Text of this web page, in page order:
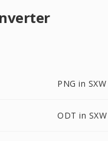
PNG in SXW
ODT in SXW